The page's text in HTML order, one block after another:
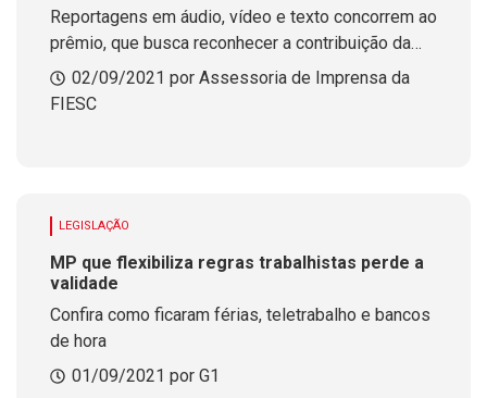
Reportagens em áudio, vídeo e texto concorrem ao
prêmio, que busca reconhecer a contribuição da
imprensa ao desenvolvimento econômico e social
de Santa Catarina e do país
02/09/2021 por Assessoria de Imprensa da
FIESC
LEGISLAÇÃO
MP que flexibiliza regras trabalhistas perde a
validade
Confira como ficaram férias, teletrabalho e bancos
de hora
01/09/2021 por G1